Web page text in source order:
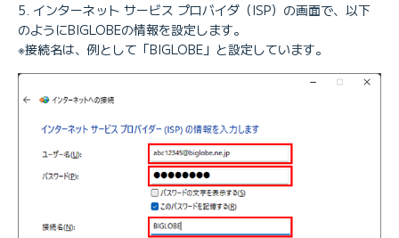
インターネット サービス プロバイダ（ISP）の画面で、以下
のようにBIGLOBEの情報を設定します。
※接続名は、例として「BIGLOBE」と設定しています。